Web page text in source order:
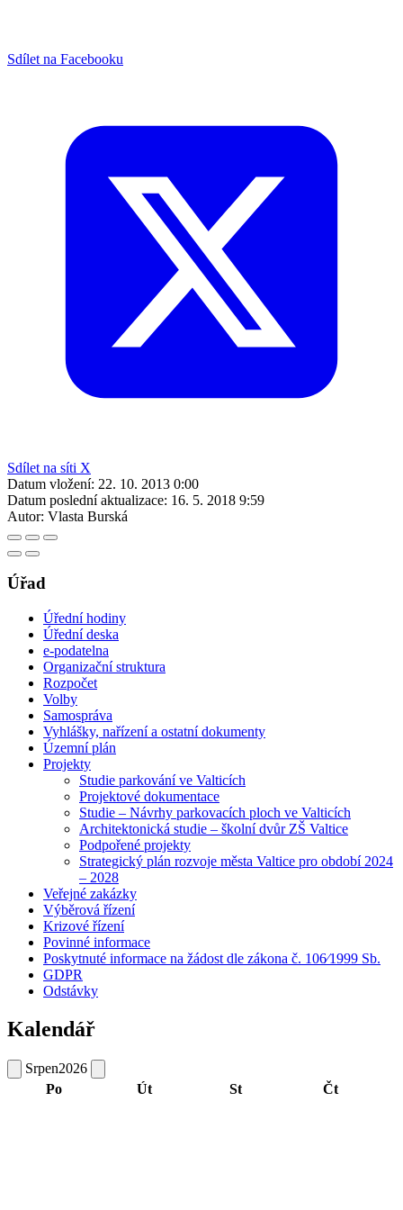
Sdílet na Facebooku
Sdílet na síti X
Datum vložení: 22. 10. 2013 0:00
Datum poslední aktualizace: 16. 5. 2018 9:59
Autor: Vlasta Burská
Úřad
Úřední hodiny
Úřední deska
e-podatelna
Organizační struktura
Rozpočet
Volby
Samospráva
Vyhlášky, nařízení a ostatní dokumenty
Územní plán
Projekty
Studie parkování ve Valticích
Projektové dokumentace
Studie – Návrhy parkovacích ploch ve Valticích
Architektonická studie – školní dvůr ZŠ Valtice
Podpořené projekty
Strategický plán rozvoje města Valtice pro období 2024
– 2028
Veřejné zakázky
Výběrová řízení
Krizové řízení
Povinné informace
Poskytnuté informace na žádost dle zákona č. 106⁄1999 Sb.
GDPR
Odstávky
Kalendář
Srpen2026
Po
Út St Čt